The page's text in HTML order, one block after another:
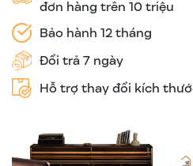
đơn hàng trên 10 triệu
Bảo hành 12 tháng
Đổi trả 7 ngày
Hỗ trợ thay đổi kích